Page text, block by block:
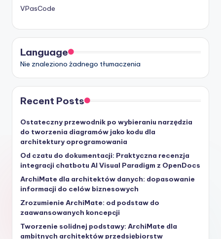
VPasCode
Language
Nie znaleziono żadnego tłumaczenia
Recent Posts
Ostateczny przewodnik po wybieraniu narzędzia
do tworzenia diagramów jako kodu dla
architektury oprogramowania
Od czatu do dokumentacji: Praktyczna recenzja
integracji chatbotu AI Visual Paradigm z OpenDocs
ArchiMate dla architektów danych: dopasowanie
informacji do celów biznesowych
Zrozumienie ArchiMate: od podstaw do
zaawansowanych koncepcji
Tworzenie solidnej podstawy: ArchiMate dla
ambitnych architektów przedsiębiorstw